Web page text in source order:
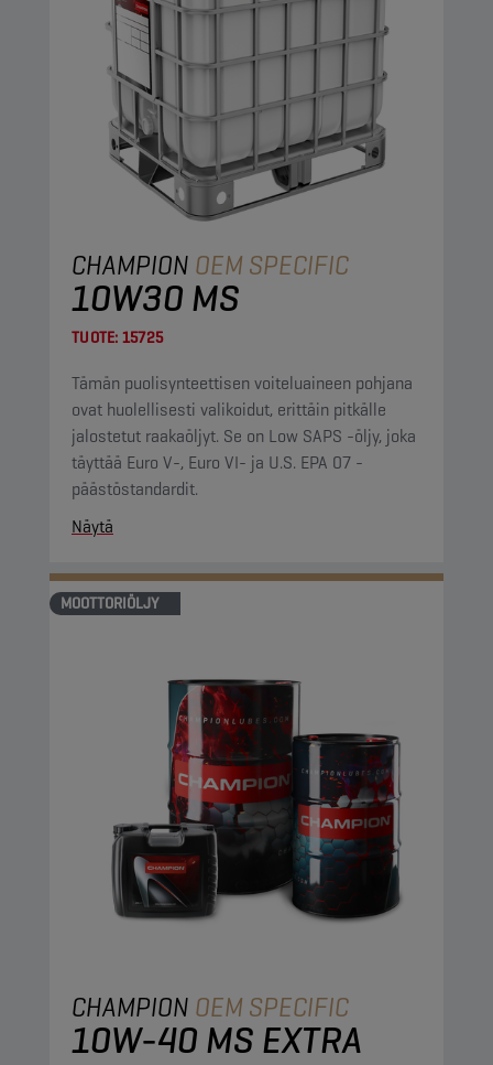
CHAMPION OEM SPECIFIC
10W30 MS
TUOTE: 15725
Tämän puolisynteettisen voiteluaineen pohjana
ovat huolellisesti valikoidut, erittäin pitkälle
jalostetut raakaöljyt. Se on Low SAPS -öljy, joka
täyttää Euro V-, Euro VI- ja U.S. EPA 07 -
päästöstandardit.
Näytä
MOOTTORIÖLJY
CHAMPION OEM SPECIFIC
10W-40 MS EXTRA